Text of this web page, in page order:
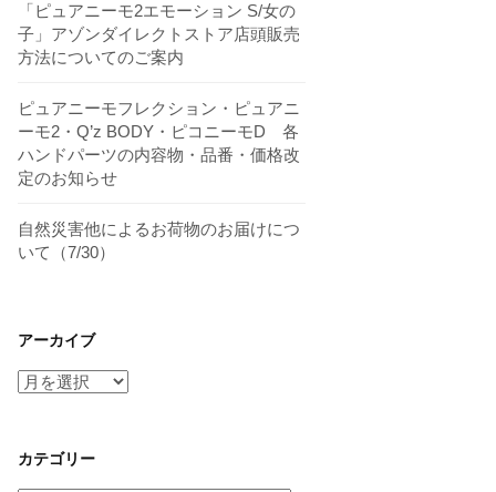
「ピュアニーモ2エモーション S/女の
子」アゾンダイレクトストア店頭販売
方法についてのご案内
ピュアニーモフレクション・ピュアニ
ーモ2・Q’z BODY・ピコニーモD 各
ハンドパーツの内容物・品番・価格改
定のお知らせ
自然災害他によるお荷物のお届けにつ
いて（7/30）
アーカイブ
ア
イ
ブ
カテゴリー